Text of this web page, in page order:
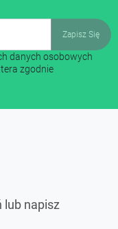
danych osobowych
zgodnie
lub napisz